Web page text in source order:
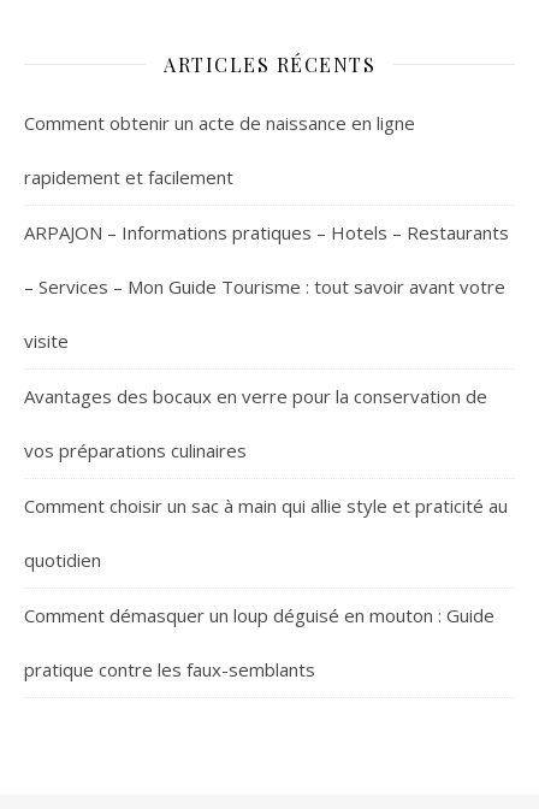
ARTICLES RÉCENTS
Comment obtenir un acte de naissance en ligne
rapidement et facilement
ARPAJON – Informations pratiques – Hotels – Restaurants
– Services – Mon Guide Tourisme : tout savoir avant votre
visite
Avantages des bocaux en verre pour la conservation de
vos préparations culinaires
Comment choisir un sac à main qui allie style et praticité au
quotidien
Comment démasquer un loup déguisé en mouton : Guide
pratique contre les faux-semblants